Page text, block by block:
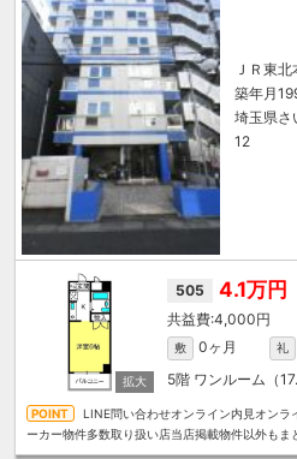
ＪＲ東北
築年月
埼玉県さ
12
505 4.1万円
4,000円
敷 0ヶ月 礼
5階 ワンルーム（
LINE問い合わせオンライン内見オンラ
ーカー物件多数取り扱い店当店掲載物件以外もま